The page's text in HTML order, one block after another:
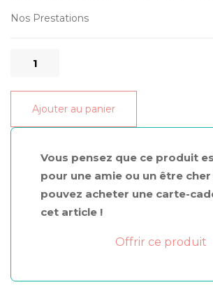
Nos Prestations
quantité
Nuque
Ajouter au panier
Vous pensez que ce produit
pour une amie ou un être cher
pouvez acheter une carte-
cet article !
Offrir ce produit